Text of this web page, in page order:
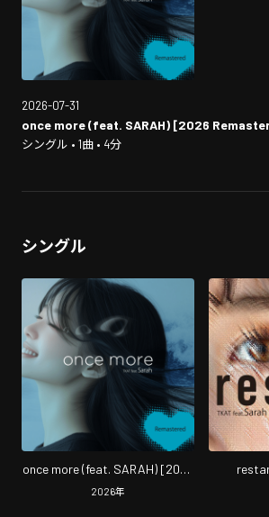
2026-07-31
once more (feat. SARAH) [2026
シングル • 1曲 • 4分
シングル
once more (feat. SARAH) [2026
Remastered]
2026年